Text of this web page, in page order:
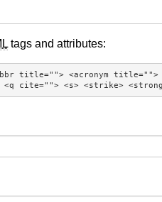
tags and attributes:
title=""> <acronym title="">
<q cite=""> <s> <strike>